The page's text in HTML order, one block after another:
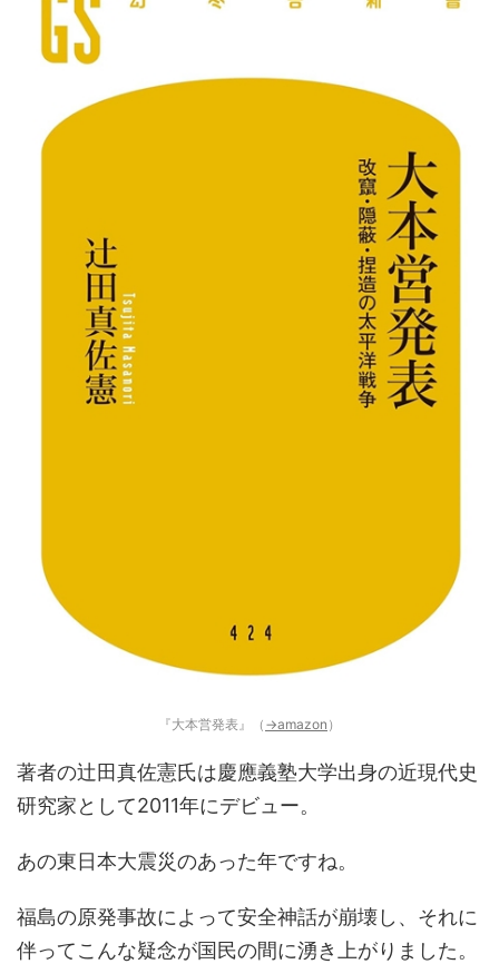
『大本営発表』（ →amazon ）
著者の辻田真佐憲氏は慶應義塾大学出身の近現代史
研究家として2011年にデビュー。
あの東日本大震災のあった年ですね。
福島の原発事故によって安全神話が崩壊し、それに
伴ってこんな疑念が国民の間に湧き上がりました。